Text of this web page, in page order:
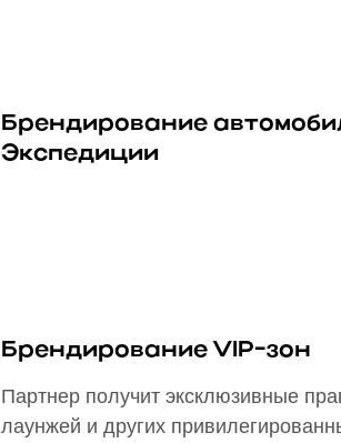
Брендирование
Экспедиции
Брендирование VIP-зон
Партнер получит эксклюзивные
лаунжей и других